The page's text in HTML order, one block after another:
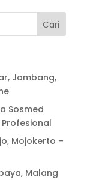
Jombang,
Sosmed
Profesional
Mojokerto –
Malang